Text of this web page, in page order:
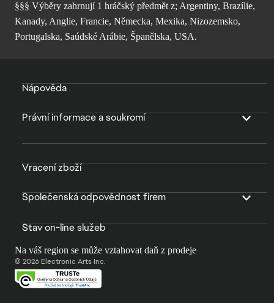
§§§ Výběry zahrnují 1 hráčský předmět z; Argentiny, Brazílie,
Kanady, Anglie, Francie, Německa, Mexika, Nizozemsko,
Portugalska, Saúdské Arábie, Španělska, USA.
Nápověda
Právní informace a soukromí
Vracení zboží
Společenská odpovědnost firem
Stav on-line služeb
Na váš region se může vztahovat daň z prodeje
© 2026 Electronic Arts Inc.